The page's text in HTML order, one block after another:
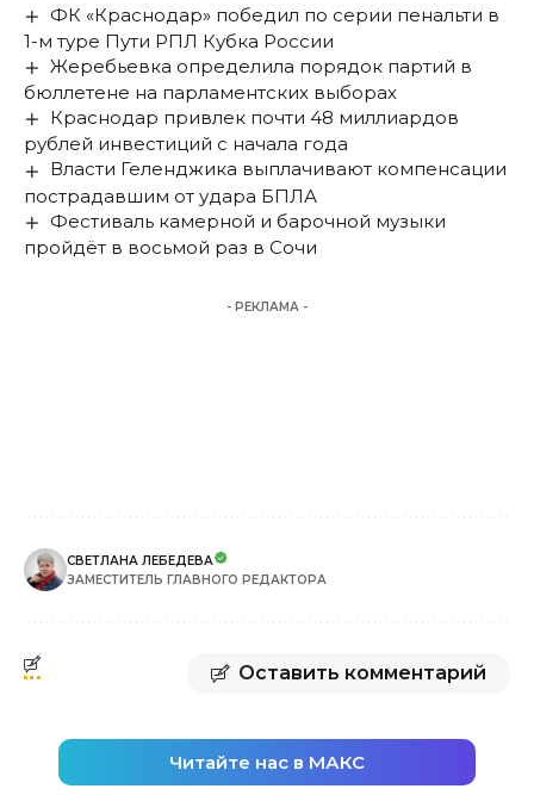
ФК «Краснодар» победил по серии пенальти в
1-м туре Пути РПЛ Кубка России
Жеребьевка определила порядок партий в
бюллетене на парламентских выборах
Краснодар привлек почти 48 миллиардов
рублей инвестиций с начала года
Власти Геленджика выплачивают компенсации
пострадавшим от удара БПЛА
Фестиваль камерной и барочной музыки
пройдёт в восьмой раз в Сочи
- РЕКЛАМА -
СВЕТЛАНА ЛЕБЕДЕВА
ЗАМЕСТИТЕЛЬ ГЛАВНОГО РЕДАКТОРА
Оставить комментарий
Читайте нас в МАКС